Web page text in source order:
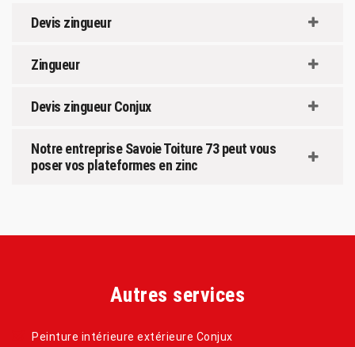
Devis zingueur
Zingueur
Devis zingueur Conjux
Notre entreprise Savoie Toiture 73 peut vous
poser vos plateformes en zinc
Autres services
Peinture intérieure extérieure Conjux